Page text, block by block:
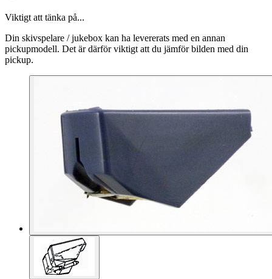
Viktigt att tänka på...
Din skivspelare / jukebox kan ha levererats med en annan
pickupmodell. Det är därför viktigt att du jämför bilden med din
pickup.